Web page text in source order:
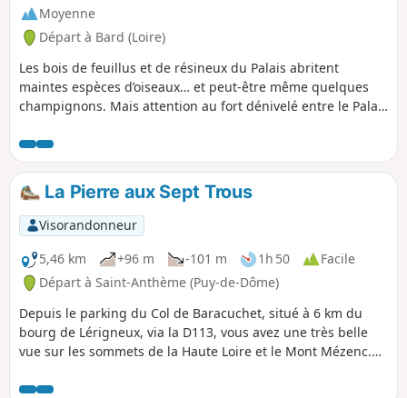
Moyenne
Départ à Bard (Loire)
Les bois de feuillus et de résineux du Palais abritent
maintes espèces d’oiseaux… et peut-être même quelques
champignons. Mais attention au fort dénivelé entre le Palais
La Pierre aux Sept Trous
Visorandonneur
5,46 km
+96 m -101 m 1h 50
Facile
Départ à Saint-Anthème (Puy-de-Dôme)
Depuis le parking du Col de Baracuchet, situé à 6 km du
bourg de Lérigneux, via la D113, vous avez une très belle
vue sur les sommets de la Haute Loire et le Mont Mézenc.
aux Sept Trous et passer tout près de la Grande Pierre